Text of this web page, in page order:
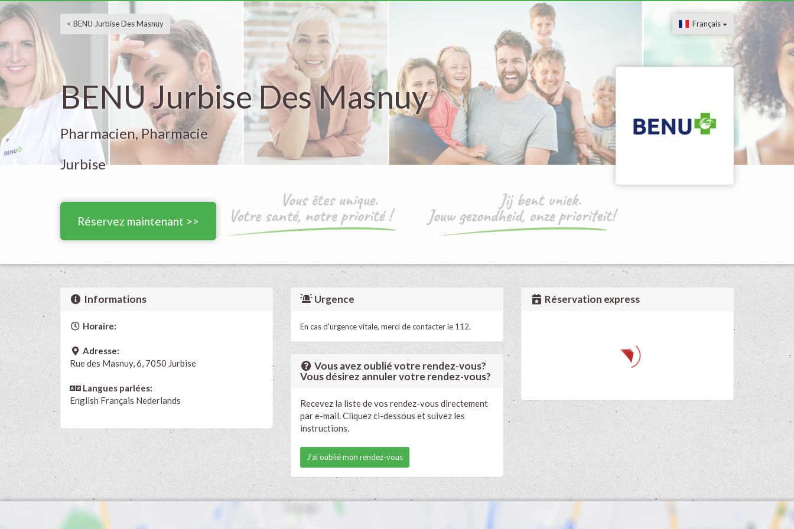
< BENU Jurbise Des Masnuy Français
BENU Jurbise Des Masnuy
Pharmacien, Pharmacie
Jurbise
Réservez maintenant >>
Informations
Horaire:
Adresse:
Rue des Masnuy, 6, 7050 Jurbise
Langues parlées:
English Français Nederlands
Urgence
En cas d'urgence vitale, merci de contacter le 112.
Vous avez oublié votre rendez-vous?
Vous désirez annuler votre rendez-vous?
Recevez la liste de vos rendez-vous directement
par e-mail. Cliquez ci-dessous et suivez les
instructions.
J'ai oublié mon rendez-vous
Réservation express